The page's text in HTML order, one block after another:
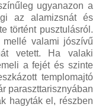
ugyanazon a
az alamizsnát és
történt pusztulásról.
valami jószívű
vetett. Ha valaki
a fejét és szinte
templomajtó
paraszttarisznyában
hagyták el, részben